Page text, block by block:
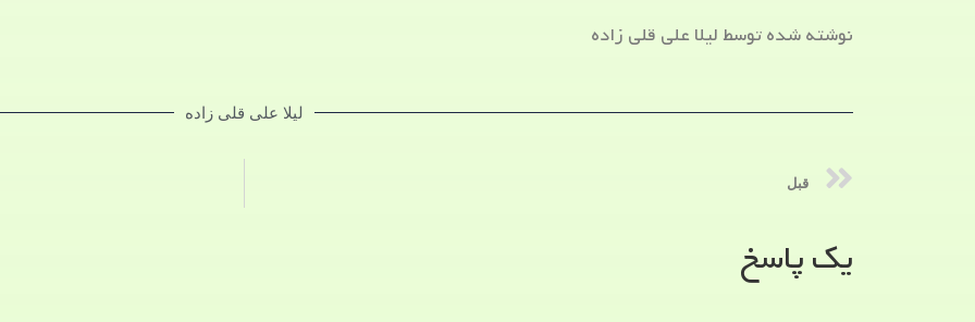
نوشته شده توسط لیلا علی قلی زاده
لیلا علی قلی زاده
قبل
یک پاسخ